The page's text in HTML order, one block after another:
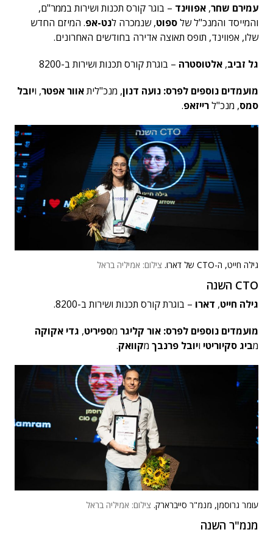
עמירם שחר, אפווינד – בוגר קורס תכנות ושירות בממר"ם,
והמייסד והמנכ"ל שלספוט, שנמכרה לנט-אפ. המיזם החדש
שלו, אפווינד, תופס תאוצה אדירה בחודשים האחרונים.
גל זביב, אלטוסטרה – בוגרת קורס תכנות ושירות ב-8200
מועמדים נוספים לפרס: נועה דנון, מנכ"ליתאוור אפטר, ויובל
סמס, מנכ"לרייזאפ.
גילה חייט, ה-CTO של דארו. צילום: אמיליה בראל
CTO השנה
גילה חייט, דארו – בוגרת קורס תכנות ושירות ב-8200.
מועמדים נוספים לפרס: אור קליגר מספיריט, גדי אקוקה
מביג סקיוריטי ויובל פרנבך מקוואק.
עומר גרוסמן, מנמ"ר סייברארק. צילום: אמיליה בראל
מנמ"ר השנה